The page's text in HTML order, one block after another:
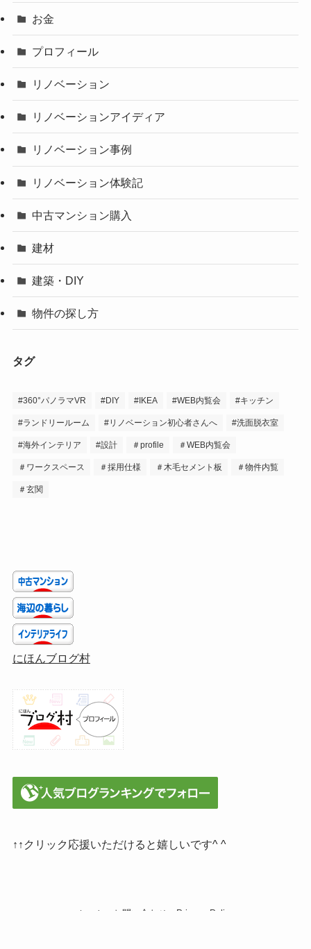
お金
プロフィール
リノベーション
リノベーションアイディア
リノベーション事例
リノベーション体験記
中古マンション購入
建材
建築・DIY
物件の探し方
タグ
#360°パノラマVR #DIY #IKEA #WEB内覧会 #キッチン
#ランドリールーム #リノベーション初心者さんへ #洗面脱衣室
#海外インテリア #設計 ＃profile ＃WEB内覧会
＃ワークスペース ＃採用仕様 ＃木毛セメント板 ＃物件内覧
＃玄関
にほんブログ村
↑↑クリック応援いただけると嬉しいです^ ^
ホーム お問い合わせ Privacy Policy